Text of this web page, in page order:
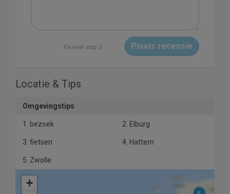
Ga naar stap 2 Plaats recensie
Locatie & Tips
Omgevingstips
1. bezoek 2. Elburg
3. fietsen 4. Hattem
5. Zwolle
+